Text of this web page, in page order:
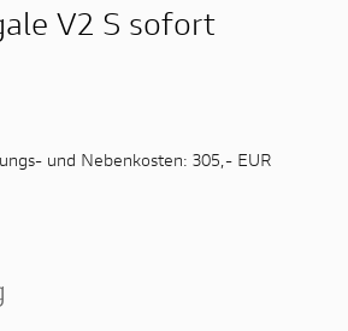
V2 S sofort
und Nebenkosten: 305,- EUR